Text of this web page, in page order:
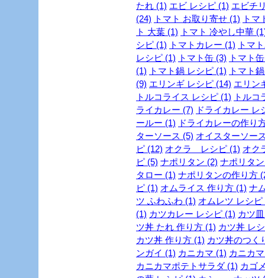
たれ (1) エビ レシピ (1) エビチ
(24) トマト お取り寄せ (1) トマ
ト 大葉 (1) トマト 冷やし中華
シピ (1) トマトカレー (1) トマ
レシピ (1) トマト缶 (3) トマト
(1) トマト鍋 レシピ (1) トマト
(9) エリンギ レシピ (14) エリン
トルコライス レシピ (1) トルコ
ライカレー (7) ドライカレー レ
ールー (1) ドライカレーの作り
ターソース (5) オイスターソー
ピ (12) オクラ レシピ (1) オク
ピ (5) ナポリタン (2) ナポリタ
タロー (1) ナポリタンの作り方
ピ (1) オムライス 作り方 (1) ナ
ツ ふわふわ (1) オムレツ レシピ
(1) カツカレー レシピ (1) カツ
ツ丼 たれ 作り方 (1) カツ丼 レ
カツ丼 作り方 (1) カツ丼のつく
ンガイ (1) カニカマ (1) カニカ
カニカマポテトサラダ (1) カゴ